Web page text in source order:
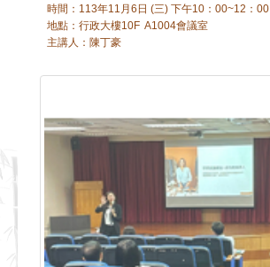
時間：113年11月6日 (三) 下午10：00~12：00
地點：行政大樓10F A1004會議室
主講人：陳丁豪